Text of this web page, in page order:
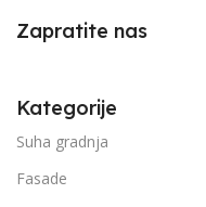
Zapratite nas
Kategorije
Suha gradnja
Fasade